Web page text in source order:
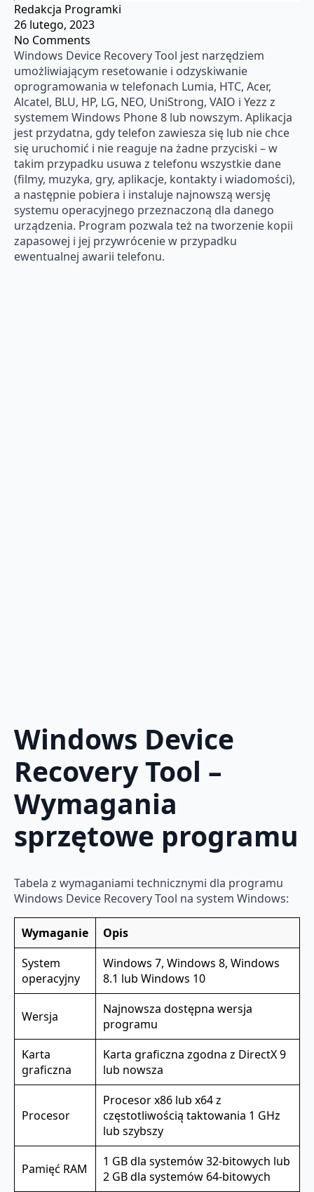
Redakcja Programki
26 lutego, 2023
No Comments
Windows Device Recovery Tool jest narzędziem
umożliwiającym resetowanie i odzyskiwanie
oprogramowania w telefonach Lumia, HTC, Acer,
Alcatel, BLU, HP, LG, NEO, UniStrong, VAIO i Yezz z
systemem Windows Phone 8 lub nowszym. Aplikacja
jest przydatna, gdy telefon zawiesza się lub nie chce
się uruchomić i nie reaguje na żadne przyciski – w
takim przypadku usuwa z telefonu wszystkie dane
(filmy, muzyka, gry, aplikacje, kontakty i wiadomości),
a następnie pobiera i instaluje najnowszą wersję
systemu operacyjnego przeznaczoną dla danego
urządzenia. Program pozwala też na tworzenie kopii
zapasowej i jej przywrócenie w przypadku
ewentualnej awarii telefonu.
Windows Device
Recovery Tool –
Wymagania
sprzętowe programu
Tabela z wymaganiami technicznymi dla programu
Windows Device Recovery Tool na system Windows:
Wymaganie
Opis
System
operacyjny
Windows 7, Windows 8, Windows
8.1 lub Windows 10
Wersja
Najnowsza dostępna wersja
programu
Karta
graficzna
Karta graficzna zgodna z DirectX 9
lub nowsza
Procesor
Procesor x86 lub x64 z
częstotliwością taktowania 1 GHz
lub szybszy
Pamięć RAM
1 GB dla systemów 32-bitowych lub
2 GB dla systemów 64-bitowych